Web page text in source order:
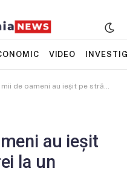
VIDEO
ieșit pe străzile Londrei la un protest uriaș: „îl vrem pe Starmer afară” și „Hristos este Rege”
au ieșit
la un